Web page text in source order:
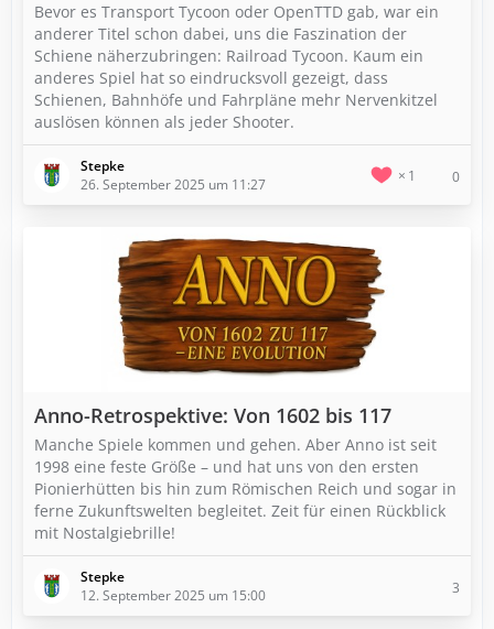
Bevor es Transport Tycoon oder OpenTTD gab, war ein
anderer Titel schon dabei, uns die Faszination der
Schiene näherzubringen: Railroad Tycoon. Kaum ein
anderes Spiel hat so eindrucksvoll gezeigt, dass
Schienen, Bahnhöfe und Fahrpläne mehr Nervenkitzel
auslösen können als jeder Shooter.
Stepke
26. September 2025 um 11:27
1 0
Anno-Retrospektive: Von 1602 bis 117
Manche Spiele kommen und gehen. Aber Anno ist seit
1998 eine feste Größe – und hat uns von den ersten
Pionierhütten bis hin zum Römischen Reich und sogar in
ferne Zukunftswelten begleitet. Zeit für einen Rückblick
mit Nostalgiebrille!
Stepke
12. September 2025 um 15:00
3